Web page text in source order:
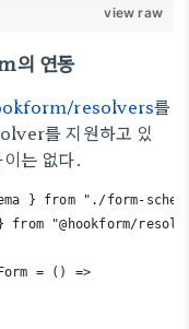
view raw
연동
resolvers를
를 지원하고 있
는 없다.
} from "./form-
"@hookform/
= () =>